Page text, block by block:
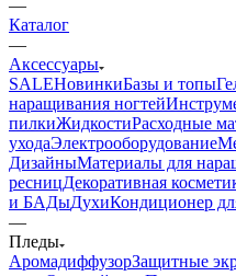
—
Каталог
—
Аксессуары
SALEНовинкиБазы и топы
наращивания ногтей
пилкиЖидкостиРасходные
уходаЭлектрооборудование
ДизайныМатериалы для
ресницДекоративная
и БАДыДухиКондиционер
—
Пледы
АромадиффузорЗащитные